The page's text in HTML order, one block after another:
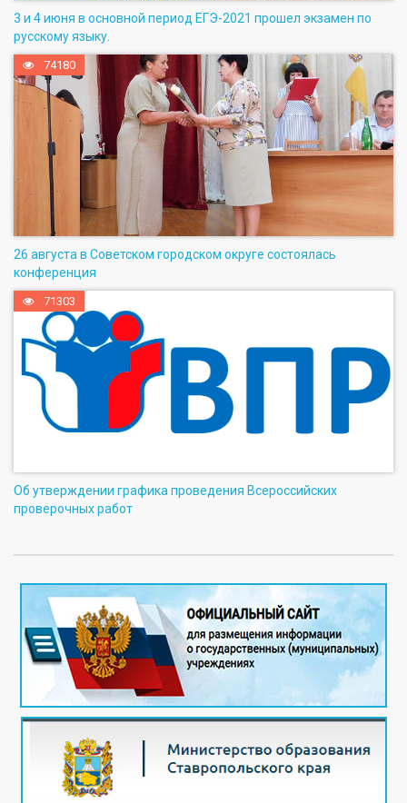
3 и 4 июня в основной период ЕГЭ-2021 прошел экзамен по
русскому языку.
74180
26 августа в Советском городском округе состоялась
конференция
71303
Об утверждении графика проведения Всероссийских
проверочных работ